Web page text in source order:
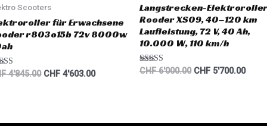
Scooters
für Erwachsene
r803o15b 72v 8000w
4'845.00 CHF 4'603.00
Langstrecken-
Rooder XS09, 40–120 km
Laufleistung, 72 V, 40 Ah,
10.000 W, 110 km/h
Rated
CHF6'000.00 CHF 5'700.00